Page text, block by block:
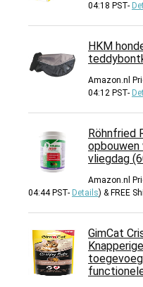
04:18 PST-
HKM
Amazon.nl
04:12 PST-
Röhnfried
opbouwen
vliegdag
Amazon.nl
04:44 PST- Details) & FREE
GimCat